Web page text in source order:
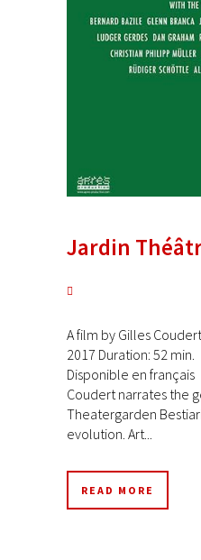
Jardin
A film by Gilles
2017 Duration: 52
Disponible en
Coudert narrates the
Theatergarden
evolution. Art...
READ MORE